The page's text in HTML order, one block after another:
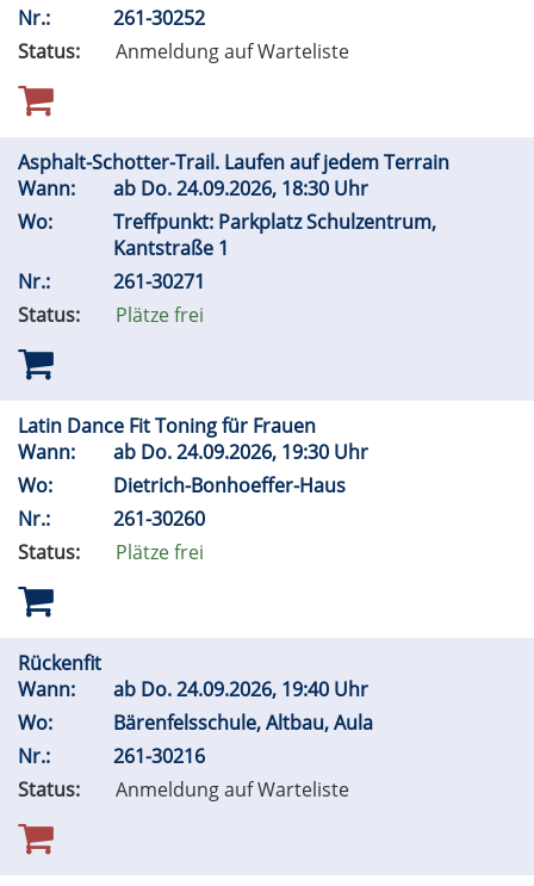
Nr.:
261-30252
Status:
Anmeldung auf Warteliste
Asphalt-Schotter-Trail. Laufen auf jedem Terrain
Wann:
ab Do.24.09.2026, 18:30 Uhr
Wo:
Treffpunkt: Parkplatz Schulzentrum,
Kantstraße 1
Nr.:
261-30271
Status:
Plätze frei
Latin Dance Fit Toning für Frauen
Wann:
ab Do.24.09.2026, 19:30 Uhr
Wo:
Dietrich-Bonhoeffer-Haus
Nr.:
261-30260
Status:
Plätze frei
Rückenfit
Wann:
ab Do.24.09.2026, 19:40 Uhr
Wo:
Bärenfelsschule, Altbau, Aula
Nr.:
261-30216
Status:
Anmeldung auf Warteliste